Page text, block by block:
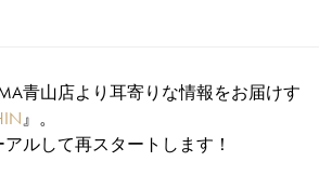
青山店より耳寄りな情報をお届けす
』。
ルして再スタートします！